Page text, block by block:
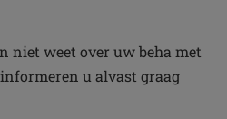
niet weet over uw beha met
u alvast graag